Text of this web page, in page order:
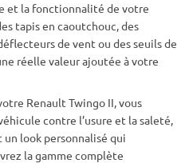
et la fonctionnalité de votre
tapis en caoutchouc, des
de vent ou des seuils de
réelle valeur ajoutée à votre
Renault Twingo II, vous
contre l’usure et la saleté,
look personnalisé qui
la gamme complète